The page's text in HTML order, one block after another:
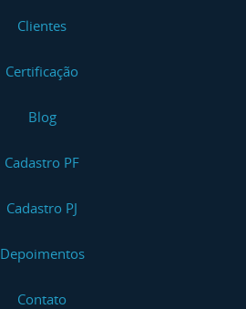
Clientes
Certificação
Blog
Cadastro PF
Cadastro PJ
Depoimentos
Contato